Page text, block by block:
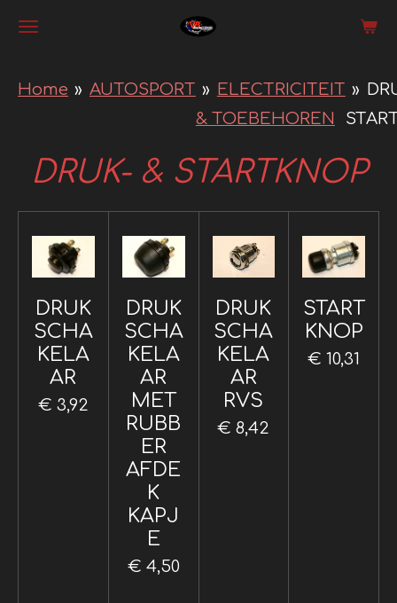
Ga
naar
Home » AUTOSPORT » ELECTRICITEIT
& TOEBEHOREN
»
DRUK- & STARTKNOP
DRUK
SCHA
KELA
AR
€ 3,92
DRUK
SCHA
KELA
AR
MET
RUBB
ER
AFDE
K
KAPJ
E
€ 4,50
DRUK
SCHA
KELA
AR
RVS
€ 8,42
START
KNOP
€ 10,31